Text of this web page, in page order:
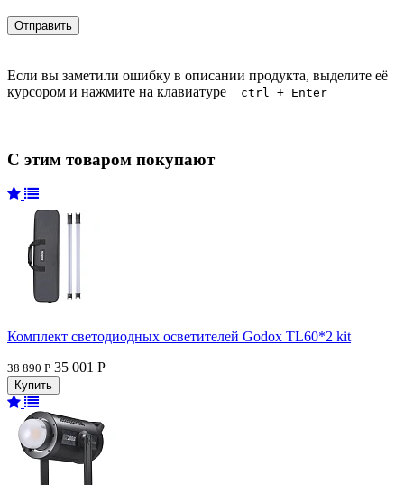
Если вы заметили ошибку в описании продукта, выделите её
курсором и нажмите на клавиатуре
ctrl + Enter
С этим товаром покупают
Комплект светодиодных осветителей Godox TL60*2 kit
38 890 Р 35 001 Р